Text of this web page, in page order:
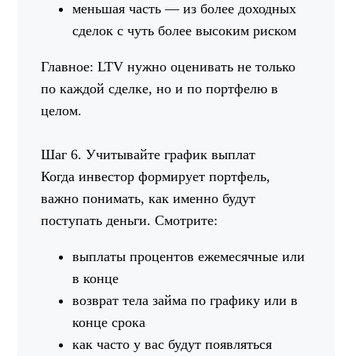
меньшая часть — из более доходных
сделок с чуть более высоким риском
Главное: LTV нужно оценивать не только
по каждой сделке, но и по портфелю в
целом.
Шаг 6. Учитывайте график выплат
Когда инвестор формирует портфель,
важно понимать, как именно будут
поступать деньги. Смотрите:
выплаты процентов ежемесячные или
в конце
возврат тела займа по графику или в
конце срока
как часто у вас будут появляться